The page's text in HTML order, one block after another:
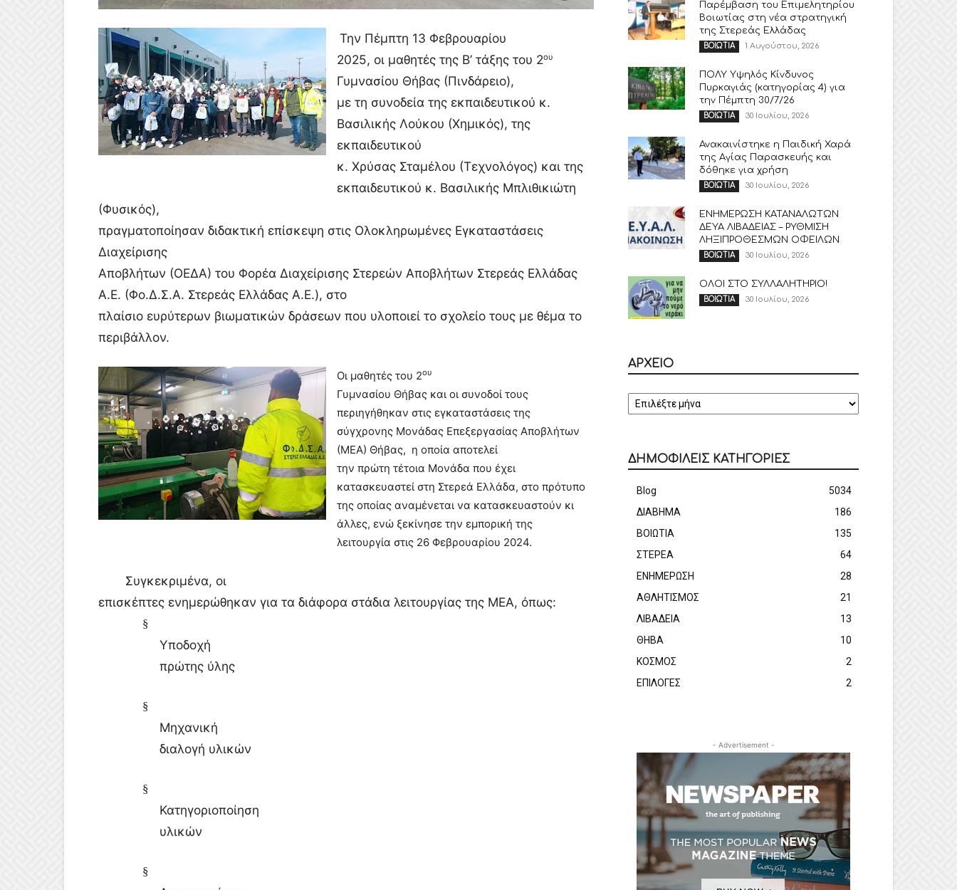
Την Πέμπτη 13 Φεβρουαρίου
2025, οι μαθητές της Β’ τάξης του 2ου
Γυμνασίου Θήβας (Πινδάρειο),
με τη συνοδεία της εκπαιδευτικού κ.
Βασιλικής Λούκου (Χημικός), της
εκπαιδευτικού
κ. Χρύσας Σταμέλου (Τεχνολόγος) και της
εκπαιδευτικού κ. Βασιλικής Μπλιθικιώτη
(Φυσικός),
πραγματοποίησαν διδακτική επίσκεψη στις Ολοκληρωμένες Εγκαταστάσεις
Διαχείρισης
Αποβλήτων (ΟΕΔΑ) του Φορέα Διαχείρισης Στερεών Αποβλήτων Στερεάς Ελλάδας
Α.Ε. (Φο.Δ.Σ.Α. Στερεάς Ελλάδας Α.Ε.), στο
πλαίσιο ευρύτερων βιωματικών δράσεων που υλοποιεί το σχολείο τους με θέμα το
περιβάλλον.
Οι μαθητές του 2ου
Γυμνασίου Θήβας και οι συνοδοί τους
περιηγήθηκαν στις εγκαταστάσεις της
σύγχρονης Μονάδας Επεξεργασίας Αποβλήτων
(ΜΕΑ) Θήβας, η οποία αποτελεί
την πρώτη τέτοια Μονάδα που έχει
κατασκευαστεί στη Στερεά Ελλάδα, στο πρότυπο
της οποίας αναμένεται να κατασκευαστούν κι
άλλες, ενώ ξεκίνησε την εμπορική της
λειτουργία στις 26 Φεβρουαρίου 2024.
Συγκεκριμένα, οι
επισκέπτες ενημερώθηκαν για τα διάφορα στάδια λειτουργίας της ΜΕΑ, όπως:
§
Υποδοχή
πρώτης ύλης
§
Μηχανική
διαλογή υλικών
§
Κατηγοριοποίηση
υλικών
§
Παρέμβαση του Επιμελητηρίου
Βοιωτίας στη νέα στρατηγική
της Στερεάς Ελλάδας
ΒΟΙΩΤΙΑ 1 Αυγούστου, 2026
ΠΟΛΥ Υψηλός Κίνδυνος
Πυρκαγιάς (κατηγορίας 4) για
την Πέμπτη 30/7/26
ΒΟΙΩΤΙΑ 30 Ιουλίου, 2026
Ανακαινίστηκε η Παιδική Χαρά
της Αγίας Παρασκευής και
δόθηκε για χρήση
ΒΟΙΩΤΙΑ 30 Ιουλίου, 2026
ΕΝΗΜΕΡΩΣΗ ΚΑΤΑΝΑΛΩΤΩΝ
ΔΕΥΑ ΛΙΒΑΔΕΙΑΣ – ΡΥΘΜΙΣΗ
ΛΗΞΙΠΡΟΘΕΣΜΩΝ ΟΦΕΙΛΩΝ
ΒΟΙΩΤΙΑ 30 Ιουλίου, 2026
ΟΛΟΙ ΣΤΟ ΣΥΛΛΑΛΗΤΗΡΙΟ!
ΒΟΙΩΤΙΑ 30 Ιουλίου, 2026
ΑΡΧΕΙΟ
ΔΗΜΟΦΙΛΕΙΣ ΚΑΤΗΓΟΡΙΕΣ
Blog
5034
ΔΙΑΒΗΜΑ
186
ΒΟΙΩΤΙΑ
135
ΣΤΕΡΕΑ
64
ΕΝΗΜΕΡΩΣΗ
28
ΑΘΛΗΤΙΣΜΟΣ
21
ΛΙΒΑΔΕΙΑ
13
ΘΗΒΑ
10
ΚΟΣΜΟΣ
2
ΕΠΙΛΟΓΕΣ
2
- Advertisement -